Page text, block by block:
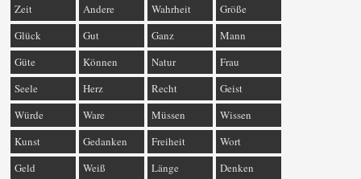
Zeit
Andere Wahrheit
Größe
Glück
Gut Ganz
Mann
Güte
Können Natur
Frau
Seele
Herz Recht
Geist
Würde
Ware Müssen
Wissen
Kunst
Gedanken Freiheit
Wort
Geld
Weiß Länge Denken